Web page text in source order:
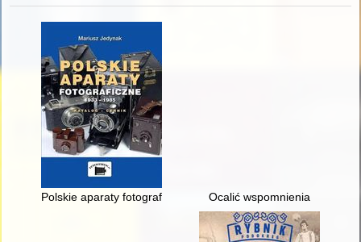
Polskie aparaty fotograficzne 1933-1985 : katalog, cennik
Ocalić wspomnienia